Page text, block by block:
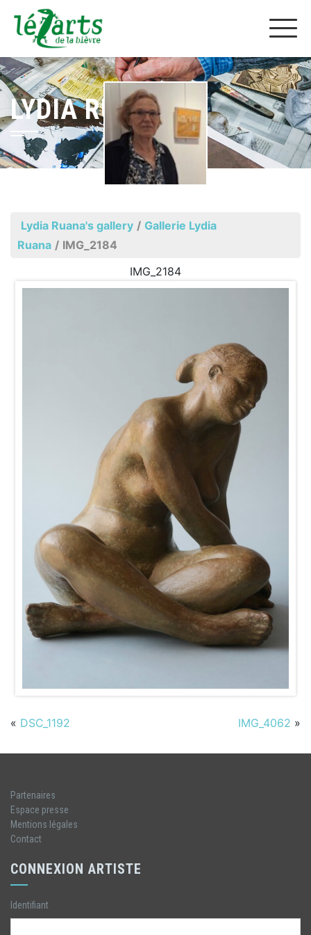
LYDIA RUANA
Lydia Ruana's gallery / Gallerie Lydia
Ruana / IMG_2184
IMG_2184
« DSC_1192 IMG_4062 »
Partenaires
Espace presse
Mentions légales
Contact
CONNEXION ARTISTE
Identifiant